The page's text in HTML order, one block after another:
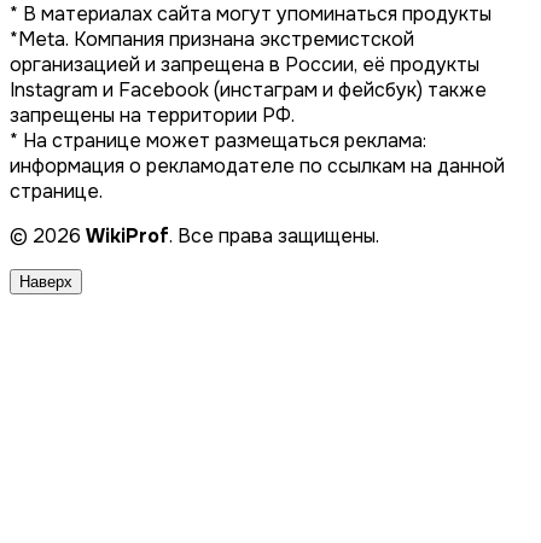
* В материалах сайта могут упоминаться продукты
*Meta. Компания признана экстремистской
организацией и запрещена в России, её продукты
Instagram и Facebook (инстаграм и фейсбук) также
запрещены на территории РФ.
* На странице может размещаться реклама:
информация о рекламодателе по ссылкам на данной
странице.
© 2026 WikiProf. Все права защищены.
Наверх